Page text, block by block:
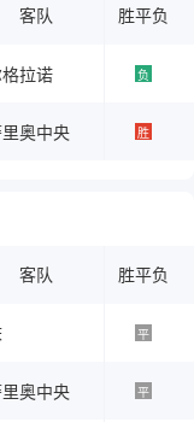
客队 胜平负
格拉诺 负
奥中央 胜
客队 胜平负
平
奥中央 平